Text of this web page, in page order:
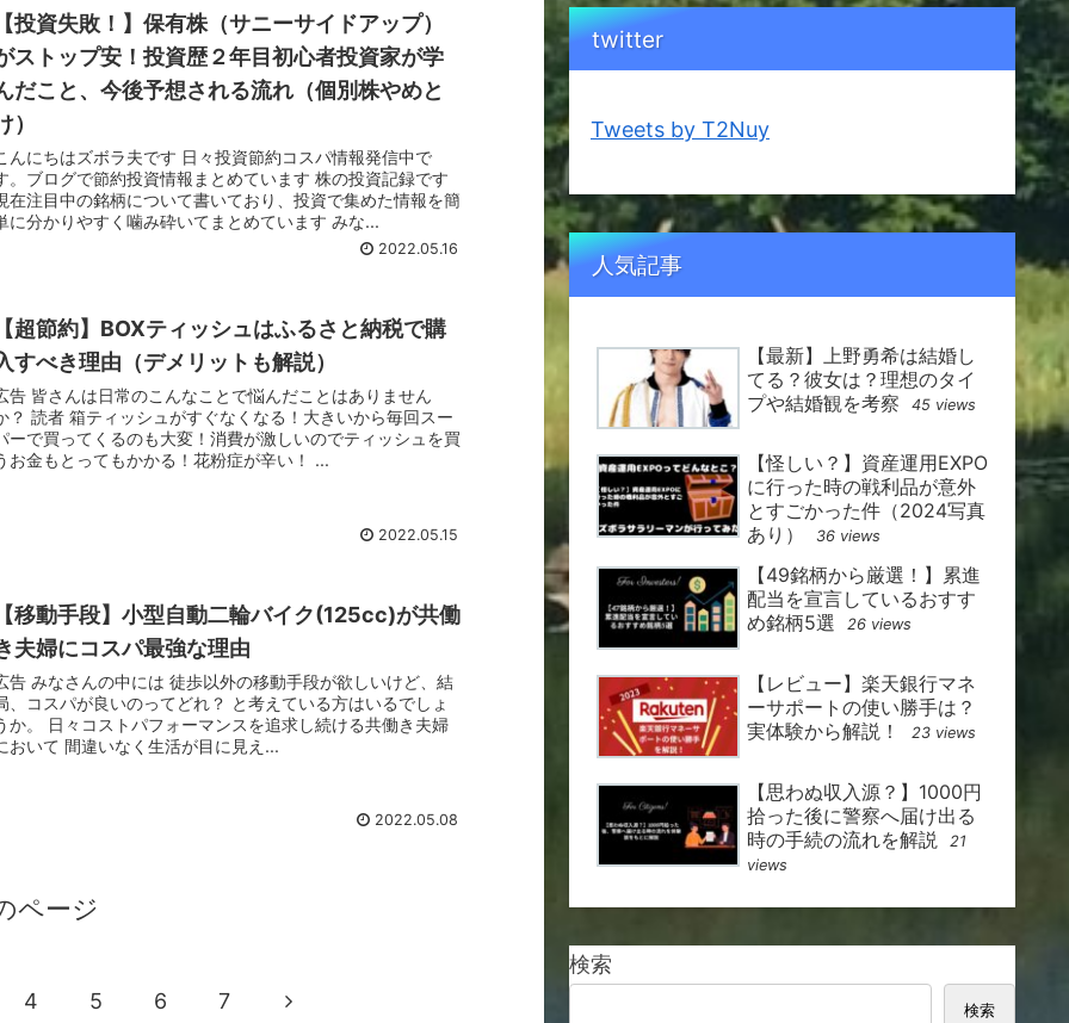
投資失敗！】保有株（サニーサイドアップ）
ストップ安！投資歴２年目初心者投資家が学
だこと、今後予想される流れ（個別株やめと
）
んにちはズボラ夫です 日々投資節約コスパ情報発信中で
。ブログで節約投資情報まとめています 株の投資記録です
在注目中の銘柄について書いており、投資で集めた情報を簡
に分かりやすく噛み砕いてまとめています みな...
2022.05.16
超節約】BOXティッシュはふるさと納税で購
すべき理由（デメリットも解説）
告 皆さんは日常のこんなことで悩んだことはありません
？ 読者 箱ティッシュがすぐなくなる！大きいから毎回スー
ーで買ってくるのも大変！消費が激しいのでティッシュを買
お金もとってもかかる！花粉症が辛い！ ...
2022.05.15
移動手段】小型自動二輪バイク(125cc)が共働
夫婦にコスパ最強な理由
告 みなさんの中には 徒歩以外の移動手段が欲しいけど、結
、コスパが良いのってどれ？ と考えている方はいるでしょ
か。 日々コストパフォーマンスを追求し続ける共働き夫婦
おいて 間違いなく生活が目に見え...
2022.05.08
ページ
4 5 6 7
twitter
Tweets by T2Nuy
人気記事
【最新】上野勇希は結婚し
てる？彼女は？理想のタイ
プや結婚観を考察
45 views
【怪しい？】資産運用EXPO
に行った時の戦利品が意外
とすごかった件（2024写真
あり）
36 views
【49銘柄から厳選！】累進
配当を宣言しているおすす
め銘柄5選
26 views
【レビュー】楽天銀行マネ
ーサポートの使い勝手は？
実体験から解説！
23 views
【思わぬ収入源？】1000円
拾った後に警察へ届け出る
時の手続の流れを解説
21
views
検索
検索